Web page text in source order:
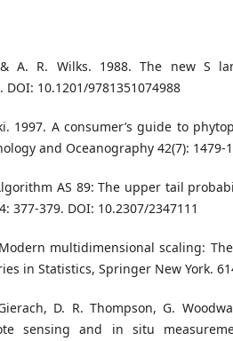
A. R. Wilks. 1988. The new S
10.1201/9781351074988
1997. A consumer’s guide to
and Oceanography 42(7): 1479-
AS 89: The upper tail
377-379. DOI: 10.2307/2347111
multidimensional scaling:
in Statistics, Springer New York.
D. R. Thompson, G.
sensing and in situ